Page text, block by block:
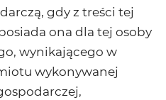
gdy z treści tej
ona dla tej osoby
wynikającego w
wykonywanej